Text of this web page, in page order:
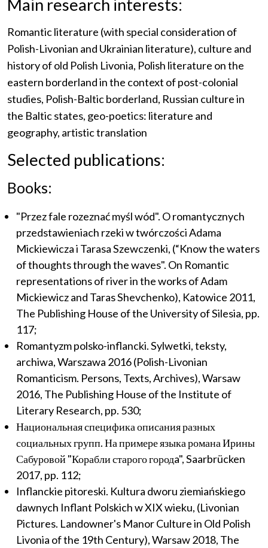
Main research interests:
Romantic literature (with special consideration of
Polish-Livonian and Ukrainian literature), culture and
history of old Polish Livonia, Polish literature on the
eastern borderland in the context of post-colonial
studies, Polish-Baltic borderland, Russian culture in
the Baltic states, geo-poetics: literature and
geography, artistic translation
Selected publications:
Books:
"Przez fale rozeznać myśl wód". O romantycznych
przedstawieniach rzeki w twórczości Adama
Mickiewicza i Tarasa Szewczenki, (“Know the waters
of thoughts through the waves". On Romantic
representations of river in the works of Adam
Mickiewicz and Taras Shevchenko), Katowice 2011,
The Publishing House of the University of Silesia, pp.
117;
Romantyzm polsko-inflancki. Sylwetki, teksty,
archiwa, Warszawa 2016 (Polish-Livonian
Romanticism. Persons, Texts, Archives), Warsaw
2016, The Publishing House of the Institute of
Literary Research, pp. 530;
Национальная специфика описания разных
социальных групп. На примере языка романа Ирины
Сабуровой "Корабли старого городa", Saarbrücken
2017, pp. 112;
Inflanckie pitoreski. Kultura dworu ziemiańskiego
dawnych Inflant Polskich w XIX wieku, (Livonian
Pictures. Landowner's Manor Culture in Old Polish
Livonia of the 19th Century), Warsaw 2018, The